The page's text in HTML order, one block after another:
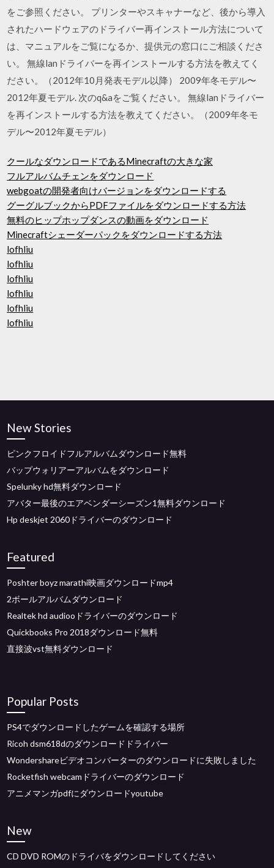
をご参照ください。 プリンターやスキャナーなど、後から導入
されたハードウェアのドライバー再インストール方法について
は、マニュアルをご覧になるか、提供元の窓口にご相談くださ
い。 無線lanドライバーを再インストールする方法を教えてく
ださい。（2012年10月発表モデル以降） 2009年冬モデル〜
2012年夏モデル. 次のq&aをご覧ください。 無線lanドライバー
を再インストールする方法を教えてください。（2009年冬モ
デル〜2012年夏モデル）
クールなダウンロードであるMinecraftの大きな家
フルアルバムチェンをダウンロード
webgoatの開発者向けバージョンをダウンロードする
グーグルブックからPDFファイルをダウンロードする方法
無料のヒップホップダンスの動画をダウンロード
Minecraftシェーダーパックをダウンロードする方法
lofhliu
lofhliu
lofhliu
lofhliu
lofhliu
lofhliu
New Stories
ピンクフロイドフルアルバムダウンロード無料
バップウォリアーアルバムをダウンロード
Spelunky hd無料ダウンロード
アバター最後のエアベンダーシーズン1無料ダウンロード
Hp deskjet 2060ドライバーのダウンロード
Featured
Poshter boyz marathi映画ダウンロードmp4
2ボールアルバムダウンロード
Realtek hd audiooドライバーのダウンロード
Quickbooks Pro 2018ダウンロード無料
直接波vst無料ダウンロード
Popular Posts
PS4でダウンロードしたゲームを確認する場所
Ricoh dsm618dのダウンロードドライバー
Wondershareビデオコンバーターのダウンロードに失敗しました
Rocketfish webcamドライバーのダウンロード
アニメマンガpdfにダウンロードyoutube
New
CD DVD ROMのドライバをダウンロードしてください